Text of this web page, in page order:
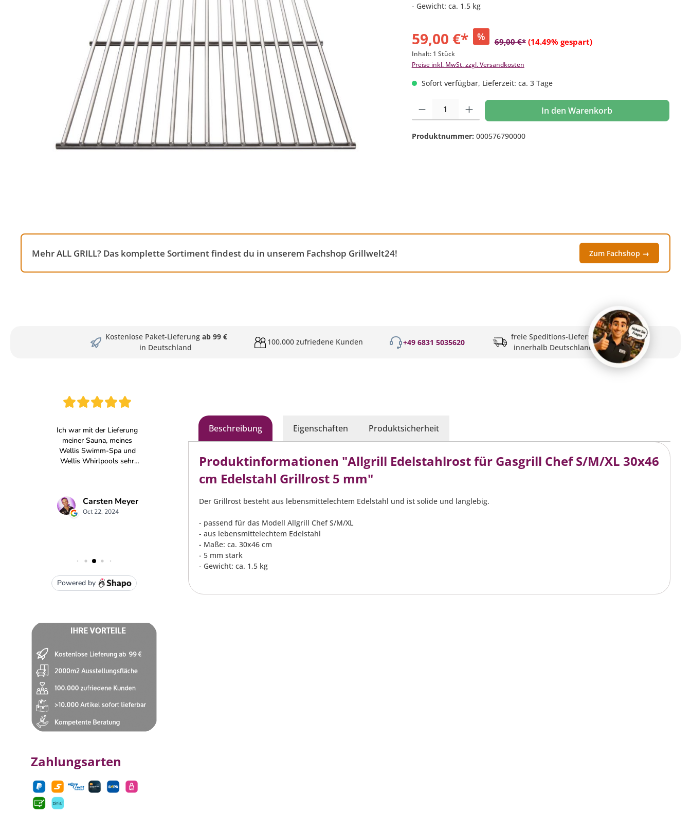
- Gewicht: ca. 1,5 kg
59,00 €* % 69,00 €* (14.49% gespart)
Inhalt: 1 Stück
Preise inkl. MwSt. zzgl. Versandkosten
Sofort verfügbar, Lieferzeit: ca. 3 Tage
Produkt Anzahl: Gib den gewünschten Wert ein oder benutze die Schaltflächen um die
In den Warenkorb
Produktnummer: 000576790000
Mehr ALL GRILL? Das komplette Sortiment findest du in unserem Fachshop Grillwelt24! Zum Fachshop →
Kostenlose Paket-Lieferung ab 99 €
in Deutschland
100.000 zufriedene Kunden +49 6831 5035620
freie Speditions-Lieferung
innerhalb Deutschlands
Zahlungsarten
Beschreibung Eigenschaften Produktsicherheit
Produktinformationen "Allgrill Edelstahlrost für Gasgrill Chef S/M/XL 30x46
cm Edelstahl Grillrost 5 mm"
Der Grillrost besteht aus lebensmittelechtem Edelstahl und ist solide und langlebig.
- passend für das Modell Allgrill Chef S/M/XL
- aus lebensmittelechtem Edelstahl
- Maße: ca. 30x46 cm
- 5 mm stark
- Gewicht: ca. 1,5 kg